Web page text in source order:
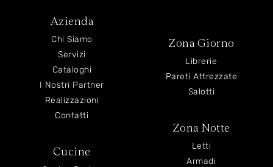
Azienda
Chi Siamo
Servizi
Cataloghi
I Nostri Partner
Realizzazioni
Contatti
Cucine
Zona Giorno
Librerie
Pareti Attrezzate
Salotti
Zona Notte
Letti
Armadi